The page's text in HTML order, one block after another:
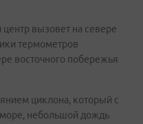
вызовет на севере
термометров
восточного побережья
циклона, который с
небольшой дождь